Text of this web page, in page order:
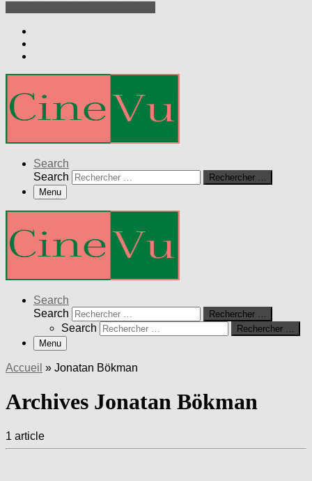
Search
Search
Rechercher …
Menu
Search
Search
Rechercher …
Search
Rechercher …
Menu
Accueil » Jonatan Bökman
Archives Jonatan Bökman
1 article